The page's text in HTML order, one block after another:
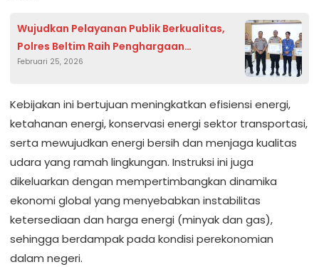
Wujudkan Pelayanan Publik Berkualitas,
Polres Beltim Raih Penghargaan
Ombudsman RI
Februari 25, 2026
Kebijakan ini bertujuan meningkatkan efisiensi energi,
ketahanan energi, konservasi energi sektor transportasi,
serta mewujudkan energi bersih dan menjaga kualitas
udara yang ramah lingkungan. Instruksi ini juga
dikeluarkan dengan mempertimbangkan dinamika
ekonomi global yang menyebabkan instabilitas
ketersediaan dan harga energi (minyak dan gas),
sehingga berdampak pada kondisi perekonomian
dalam negeri.